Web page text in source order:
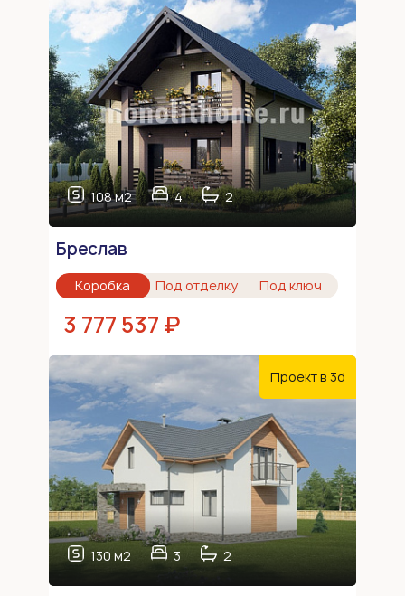
108 м2 4 2
Бреслав
Коробка Под отделку Под ключ
3 777 537 ₽
130 м2 3 2
Проект в 3d